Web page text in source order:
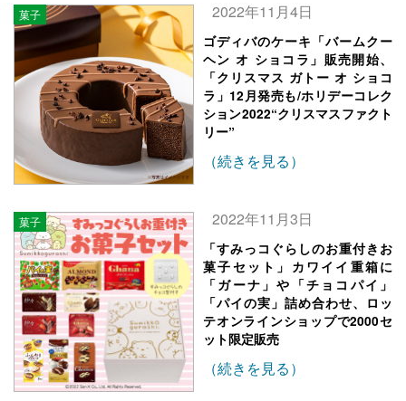
菓子 2022年11月4日
ゴディバのケーキ「バームクー
ヘン オ ショコラ」販売開始、
「クリスマス ガトー オ ショコ
ラ」12月発売も/ホリデーコレク
ション2022“クリスマスファクト
リー”
（続きを見る）
菓子 2022年11月3日
「すみっコぐらしのお重付きお
菓子セット」カワイイ重箱に
「ガーナ」や「チョコパイ」
「パイの実」詰め合わせ、ロッ
テオンラインショップで2000セ
ット限定販売
（続きを見る）